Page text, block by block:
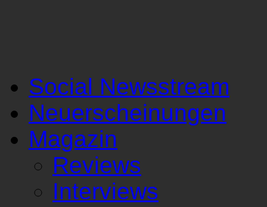
Social Newsstream
Neuerscheinungen
Magazin
Reviews
Interviews